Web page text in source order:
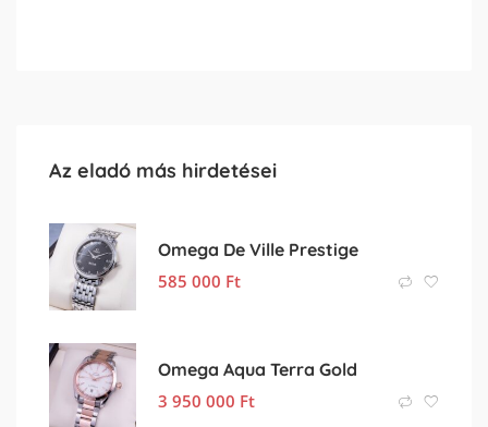
Az eladó más hirdetései
Omega De Ville Prestige
585 000 Ft
Omega Aqua Terra Gold
3 950 000 Ft